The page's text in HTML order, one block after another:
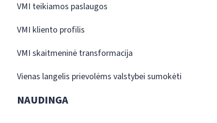
VMI teikiamos paslaugos
VMI kliento profilis
VMI skaitmeninė transformacija
Vienas langelis prievolėms valstybei sumokėti
NAUDINGA